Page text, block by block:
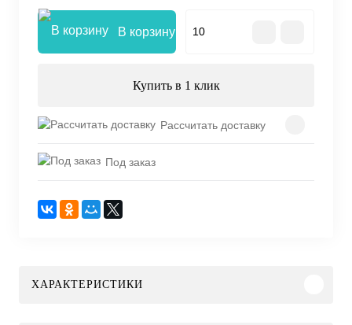
В корзину
Купить в 1 клик
Рассчитать доставку
Под заказ
ХАРАКТЕРИСТИКИ